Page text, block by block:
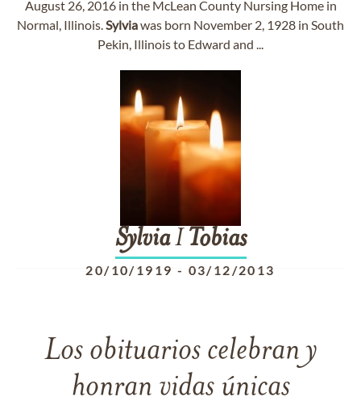
August 26, 2016 in the McLean County Nursing Home in
Normal, Illinois.Sylviawas born November 2, 1928 in South
Pekin, Illinois to Edward and ...
SylviaI Tobias
20/10/1919 - 03/12/2013
Los obituarios celebran y
honran vidas únicas